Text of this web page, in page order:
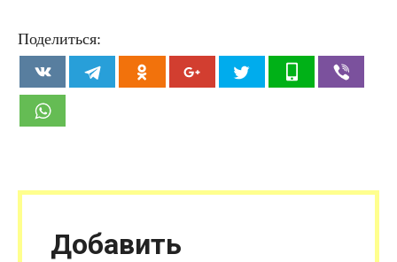
Поделиться:
Добавить